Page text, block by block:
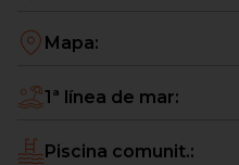
Mapa:
1ª línea de mar:
Piscina comunit.: